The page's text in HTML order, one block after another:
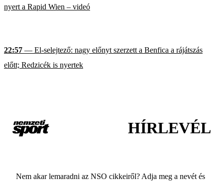
nyert a Rapid Wien – videó
22:57 — El-selejtező: nagy előnyt szerzett a Benfica a rájátszás
előtt; Redzicék is nyertek
HÍRLEVÉL
Nem akar lemaradni az NSO cikkeiről? Adja meg a nevét és